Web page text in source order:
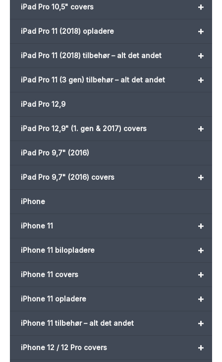
+
iPad Pro 10,5" covers
+
iPad Pro 11 (2018) opladere
+
iPad Pro 11 (2018) tilbehør – alt det andet
+
iPad Pro 11 (3 gen) tilbehør – alt det andet
iPad Pro 12,9
+
iPad Pro 12,9" (1. gen & 2017) covers
iPad Pro 9,7" (2016)
+
iPad Pro 9,7" (2016) covers
iPhone
+
iPhone 11
+
iPhone 11 bilopladere
+
iPhone 11 covers
+
iPhone 11 opladere
+
iPhone 11 tilbehør – alt det andet
+
iPhone 12 / 12 Pro covers